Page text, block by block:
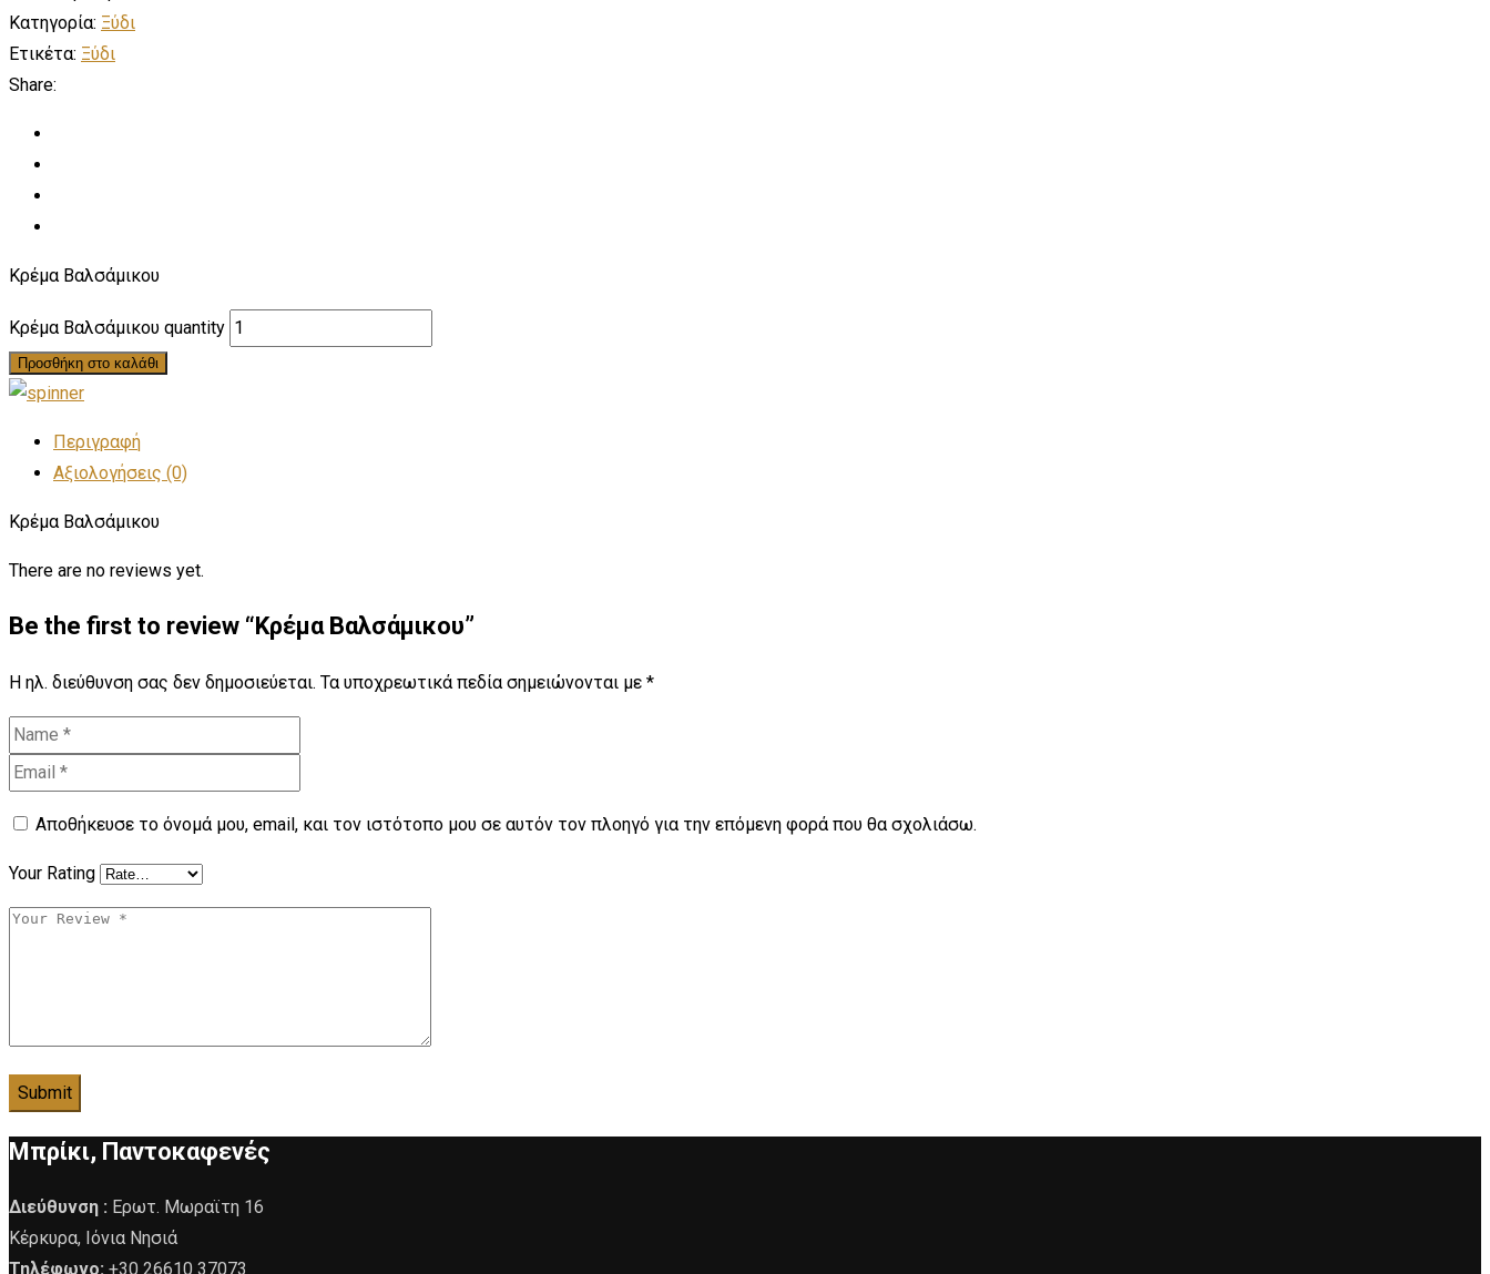
Κατηγορία: Ξύδι
Ετικέτα: Ξύδι
Share:
Κρέμα Βαλσάμικου
Κρέμα Βαλσάμικου quantity
Προσθήκη στο καλάθι
Περιγραφή
Αξιολογήσεις (0)
Κρέμα Βαλσάμικου
There are no reviews yet.
Be the first to review “Κρέμα Βαλσάμικου”
Η ηλ. διεύθυνση σας δεν δημοσιεύεται. Τα υποχρεωτικά πεδία σημειώνονται με *
Αποθήκευσε το όνομά μου, email, και τον ιστότοπο μου σε αυτόν τον πλοηγό για την επόμενη φορά που θα σχολιάσω.
Your Rating
Μπρίκι, Παντοκαφενές
Διεύθυνση : Ερωτ. Μωραϊτη 16
Κέρκυρα, Ιόνια Νησιά
Τηλέφωνο: +30 26610 37073